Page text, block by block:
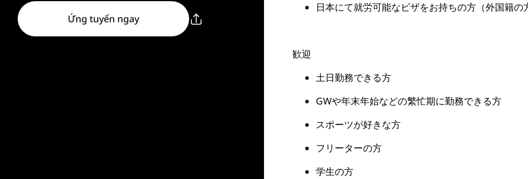
Ứng tuyển ngay
日本にて就労可能なビザをお持ちの方（外国籍の
歓迎
土日勤務できる方
GWや年末年始などの繁忙期に勤務できる方
スポーツが好きな方
フリーターの方
学生の方